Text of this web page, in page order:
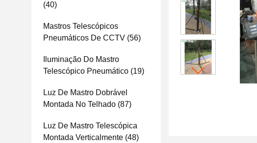
(40)
Mastros Telescópicos
Pneumáticos De CCTV (56)
Iluminação Do Mastro
Telescópico Pneumático (19)
Luz De Mastro Dobrável
Montada No Telhado (87)
Luz De Mastro Telescópica
Montada Verticalmente (48)